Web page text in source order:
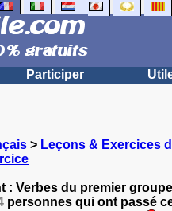
Participer
> Leçons & Exercices
: Verbes du premier
personnes qui ont passé